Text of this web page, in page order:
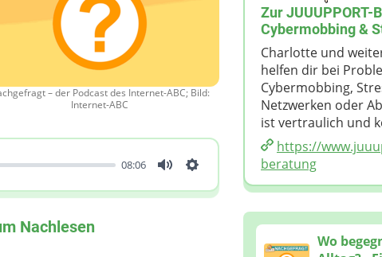
– der Podcast des Internet-ABC; Bild:
Internet-ABC
08:06
Einstellungen
Nachlesen
Zur JUUUPPORT-
Cybermobbing &
Charlotte und
helfen dir bei
Cybermobbing,
Netzwerken oder
ist vertraulich und
https://
beratung
Wo